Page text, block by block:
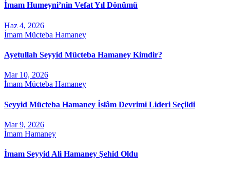
İmam Humeyni’nin Vefat Yıl Dönümü
Haz 4, 2026
İmam Mücteba Hamaney
Ayetullah Seyyid Mücteba Hamaney Kimdir?
Mar 10, 2026
İmam Mücteba Hamaney
Seyyid Mücteba Hamaney İslâm Devrimi Lideri Seçildi
Mar 9, 2026
İmam Hamaney
İmam Seyyid Ali Hamaney Şehid Oldu